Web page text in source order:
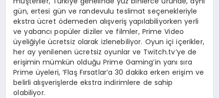
gün, ertesi gün ve randevulu teslimat seçenekleriyle
ekstra ücret ödemeden alışveriş yapılabiliyorken yerli
ve yabancı popüler diziler ve filmler, Prime Video
üyeliğiyle ücretsiz olarak izlenebiliyor. Oyun içi içerikler,
her ay yenilenen ücretsiz oyunlar ve Twitch.tv’ye de
erişimin mümkün olduğu Prime Gaming’in yanı sıra
Prime üyeleri, ‘Flaş Fırsatlar’a 30 dakika erken erişim ve
belirli alışverişlerde ekstra indirimlere de sahip
olabiliyor.